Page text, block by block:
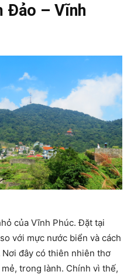
Đảo – Vĩnh
của Vĩnh Phúc. Đặt tại
với mực nước biển và cách
Nơi đây có thiên nhiên thơ
trong lành. Chính vì thế,